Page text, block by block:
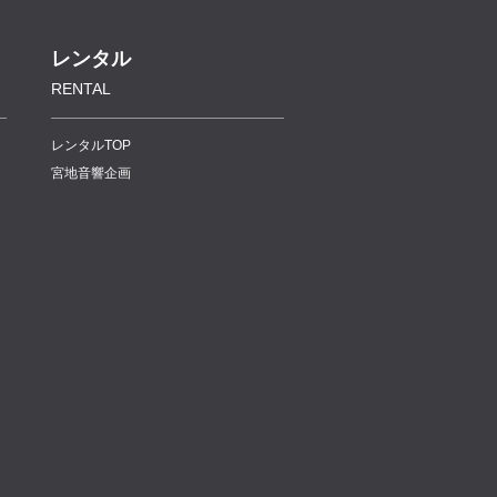
レンタル
RENTAL
レンタルTOP
宮地音響企画